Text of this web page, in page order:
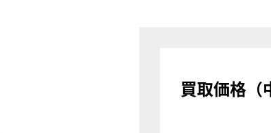
買取価格（